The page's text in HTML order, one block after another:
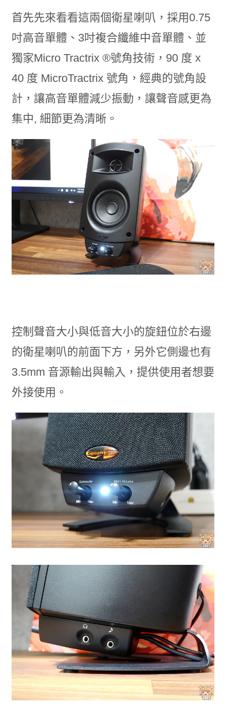
首先先來看看這兩個衛星喇叭，採用0.75
吋高音單體、3吋複合纖維中音單體、並
獨家Micro Tractrix ®號角技術，90 度 x
40 度 MicroTractrix 號角，經典的號角設
計，讓高音單體減少振動，讓聲音感更為
集中, 細節更為清晰。
控制聲音大小與低音大小的旋鈕位於右邊
的衛星喇叭的前面下方，另外它側邊也有
3.5mm 音源輸出與輸入，提供使用者想要
外接使用。